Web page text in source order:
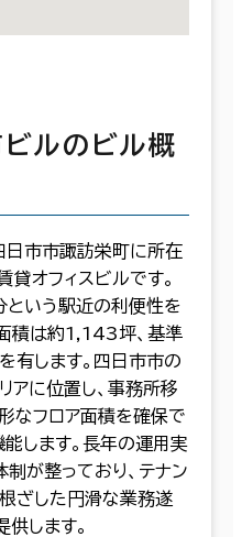
ルのビル概
日市市諏訪栄町に所在
オフィスビルです。
いう駅近の利便性を
積は約1,143坪、基準
有します。四日市市の
アに位置し、事務所移
なフロア面積を確保で
します。長年の運用実
が整っており、テナン
ざした円滑な業務遂
します。